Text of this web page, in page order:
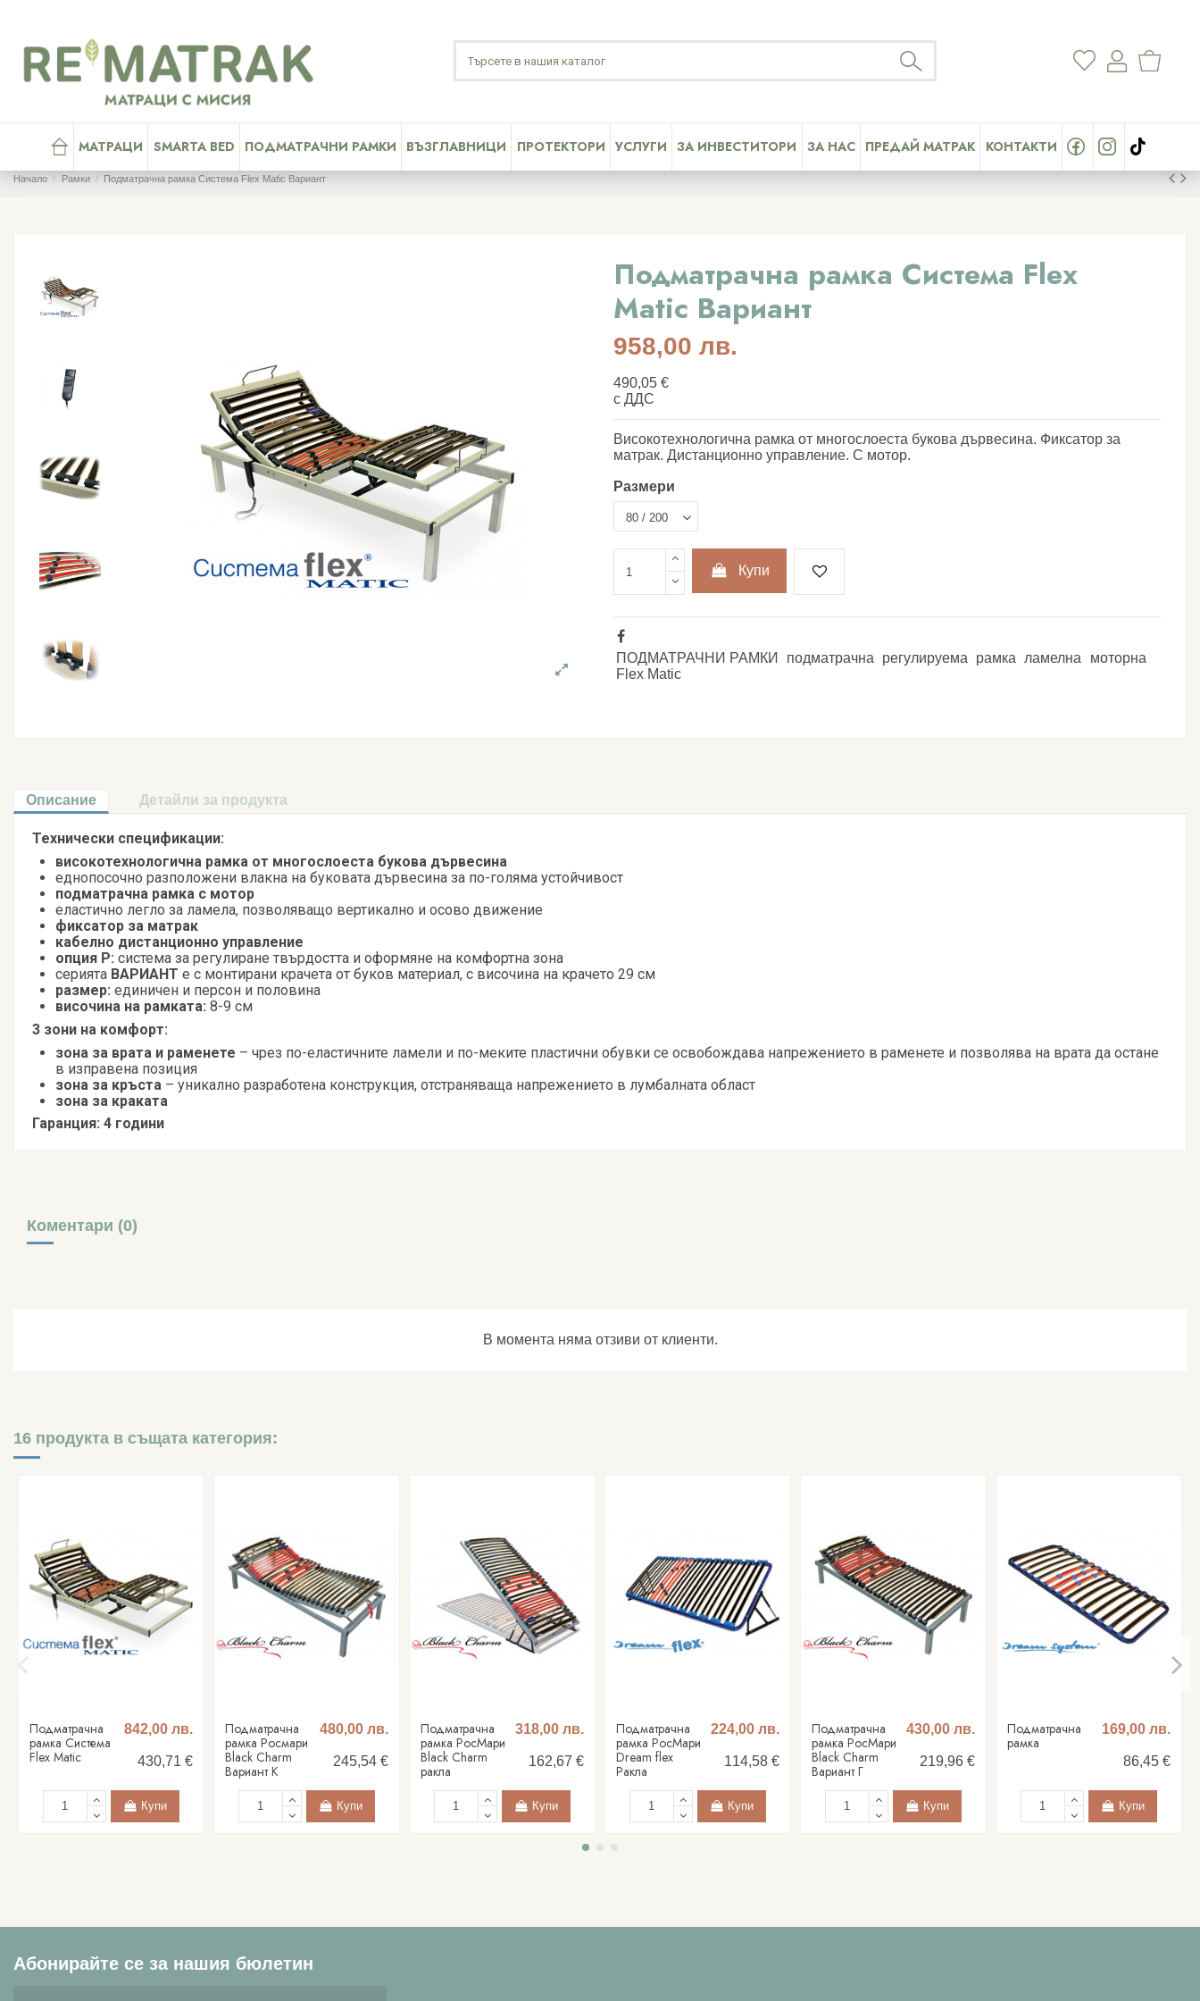
МАТРАЦИ SMARTA BED ПОДМАТРАЧНИ РАМКИ ВЪЗГЛАВНИЦИ ПРОТЕКТОРИ УСЛУГИ ЗА ИНВЕСТИТОРИ ЗА НАС ПРЕДАЙ МАТРАК КОНТАКТИ
Начало Рамки Подматрачна рамка Система Flex Matic Вариант
Подматрачна рамка Система Flex
Matic Вариант
958,00 лв.
490,05 €
с ДДС
Високотехнологична рамка от многослоеста букова дървесина. Фиксатор за
матрак. Дистанционно управление. С мотор.
Размери
Купи
ПОДМАТРАЧНИ РАМКИ подматрачна регулируема рамка ламелна
моторна
Flex Matic
Описание Детайли за продукта
Технически спецификации:
високотехнологична рамка от многослоеста букова дървесина
еднопосочно разположени влакна на буковата дървесина за по-голяма устойчивост
подматрачна рамка с мотор
еластично легло за ламела, позволяващо вертикално и осово движение
фиксатор за матрак
кабелно дистанционно управление
опция Р: система за регулиране твърдостта и оформяне на комфортна зона
серията ВАРИАНТ е с монтирани крачета от буков материал, с височина на крачето 29 см
размер: единичен и персон и половина
височина на рамката: 8-9 см
3 зони на комфорт:
зона за врата и раменете – чрез по-еластичните ламели и по-меките пластични обувки се освобождава напрежението в раменете и позволява на врата да остане
в изправена позиция
зона за кръста – уникално разработена конструкция, отстраняваща напрежението в лумбалната област
зона за краката
Гаранция: 4 години
Коментари (0)
В момента няма отзиви от клиенти.
16 продукта в същата категория:
Подматрачна
рамка Система
Flex Matic
842,00 лв.
430,71 €
Купи
Подматрачна
рамка Росмари
Black Charm
Вариант К
480,00 лв.
245,54 €
Купи
Подматрачна
рамка РосМари
Black Charm
ракла
318,00 лв.
162,67 €
Купи
Подматрачна
рамка РосМари
Dream flex
Ракла
224,00 лв.
114,58 €
Купи
Подматрачна
рамка РосМари
Black Charm
Вариант Г
430,00 лв.
219,96 €
Купи
Подматрачна
рамка
169,00 лв.
86,45 €
Купи
Абонирайте се за нашия бюлетин